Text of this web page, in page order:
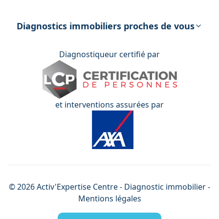
énergétique
Diagnostics immobiliers proches de vous
Diagnostiqueur certifié par
et interventions assurées par
©2026Activ'Expertise Centre- Diagnostic immobilier -
Mentions légales